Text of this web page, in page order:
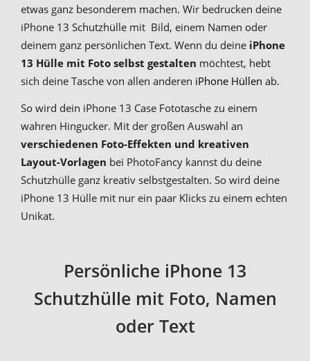
etwas ganz besonderem machen. Wir bedrucken deine
iPhone 13 Schutzhülle mit Bild, einem Namen oder
deinem ganz persönlichen Text. Wenn du deine iPhone
13 Hülle mit Foto selbst gestalten möchtest, hebt
sich deine Tasche von allen anderen iPhone Hüllen ab.
So wird dein iPhone 13 Case Fototasche zu einem
wahren Hingucker. Mit der großen Auswahl an
verschiedenen Foto-Effekten und kreativen
Layout-Vorlagen bei PhotoFancy kannst du deine
Schutzhülle ganz kreativ selbstgestalten. So wird deine
iPhone 13 Hülle mit nur ein paar Klicks zu einem echten
Unikat.
Persönliche iPhone 13
Schutzhülle mit Foto, Namen
oder Text